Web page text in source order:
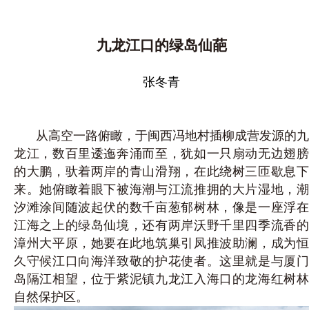
九龙江口的绿岛仙葩
张冬青
从高空一路俯瞰，于闽西冯地村插柳成营发源的九
龙江，数百里逶迤奔涌而至，犹如一只扇动无边翅膀
的大鹏，驮着两岸的青山滑翔，在此绕树三匝歇息下
来。她俯瞰着眼下被海潮与江流推拥的大片湿地，潮
汐滩涂间随波起伏的数千亩葱郁树林，像是一座浮在
江海之上的绿岛仙境，还有两岸沃野千里四季流香的
漳州大平原，她要在此地筑巢引凤推波助澜，成为恒
久守候江口向海洋致敬的护花使者。这里就是与厦门
岛隔江相望，位于紫泥镇九龙江入海口的龙海红树林
自然保护区。